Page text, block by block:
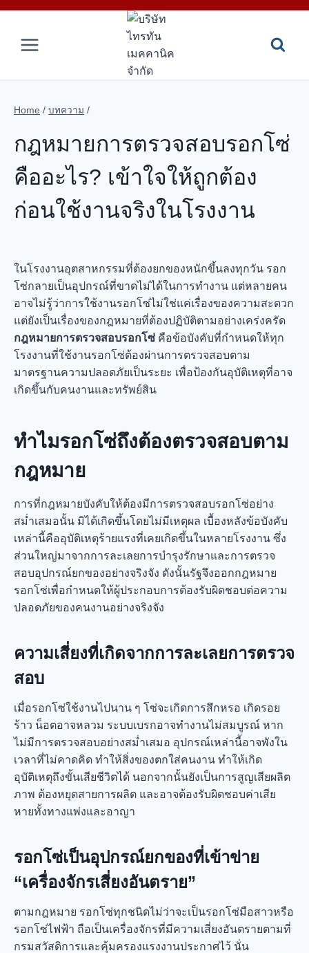
Skip
content
Home / บทความ /
กฎหมายการตรวจสอบรอกโซ่
คืออะไร? เข้าใจให้ถูกต้อง
ก่อนใช้งานจริงในโรงงาน
ในโรงงานอุตสาหกรรมที่ต้องยกของหนักขึ้นลงทุกวัน รอก
โซ่กลายเป็นอุปกรณ์ที่ขาดไม่ได้ในการทำงาน แต่หลายคน
อาจไม่รู้ว่าการใช้งานรอกโซ่ไม่ใช่แค่เรื่องของความสะดวก
แต่ยังเป็นเรื่องของกฎหมายที่ต้องปฏิบัติตามอย่างเคร่งครัด
กฎหมายการตรวจสอบรอกโซ่ คือข้อบังคับที่กำหนดให้ทุก
โรงงานที่ใช้งานรอกโซ่ต้องผ่านการตรวจสอบตาม
มาตรฐานความปลอดภัยเป็นระยะ เพื่อป้องกันอุบัติเหตุที่อาจ
เกิดขึ้นกับคนงานและทรัพย์สิน
ทำไมรอกโซ่ถึงต้องตรวจสอบตาม
กฎหมาย
การที่กฎหมายบังคับให้ต้องมีการตรวจสอบรอกโซ่อย่าง
สม่ำเสมอนั้น มิได้เกิดขึ้นโดยไม่มีเหตุผล เบื้องหลังข้อบังคับ
เหล่านี้คืออุบัติเหตุร้ายแรงที่เคยเกิดขึ้นในหลายโรงงาน ซึ่ง
ส่วนใหญ่มาจากการละเลยการบำรุงรักษาและการตรวจ
สอบอุปกรณ์ยกของอย่างจริงจัง ดังนั้นรัฐจึงออกกฎหมาย
รอกโซ่เพื่อกำหนดให้ผู้ประกอบการต้องรับผิดชอบต่อความ
ปลอดภัยของคนงานอย่างจริงจัง
ความเสี่ยงที่เกิดจากการละเลยการตรวจ
สอบ
เมื่อรอกโซ่ใช้งานไปนาน ๆ โซ่จะเกิดการสึกหรอ เกิดรอย
ร้าว น็อตอาจหลวม ระบบเบรกอาจทำงานไม่สมบูรณ์ หาก
ไม่มีการตรวจสอบอย่างสม่ำเสมอ อุปกรณ์เหล่านี้อาจพังใน
เวลาที่ไม่คาดคิด ทำให้สิ่งของตกใส่คนงาน ทำให้เกิด
อุบัติเหตุถึงขั้นเสียชีวิตได้ นอกจากนั้นยังเป็นการสูญเสียผลิต
ภาพ ต้องหยุดสายการผลิต และอาจต้องรับผิดชอบค่าเสีย
หายทั้งทางแพ่งและอาญา
รอกโซ่เป็นอุปกรณ์ยกของที่เข้าข่าย
“เครื่องจักรเสี่ยงอันตราย”
ตามกฎหมาย รอกโซ่ทุกชนิดไม่ว่าจะเป็นรอกโซ่มือสาวหรือ
รอกโซ่ไฟฟ้า ถือเป็นเครื่องจักรที่มีความเสี่ยงอันตรายตามที่
กรมสวัสดิการและคุ้มครองแรงงานประกาศไว้ นั่น